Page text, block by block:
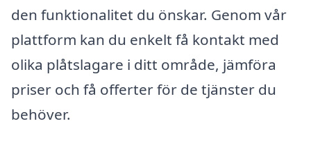
den funktionalitet du önskar. Genom vår
plattform kan du enkelt få kontakt med
olika plåtslagare i ditt område, jämföra
priser och få offerter för de tjänster du
behöver.